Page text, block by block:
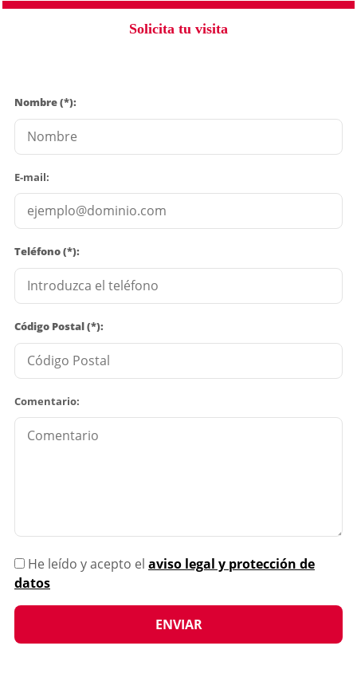
Solicita tu visita
Nombre (*):
E-mail:
Teléfono (*):
Código Postal (*):
Comentario:
He leído y acepto el aviso legal y protección de
datos